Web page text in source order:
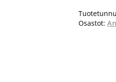
Osastot: